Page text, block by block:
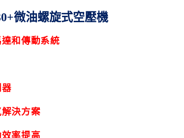
微油螺旋式空壓機
和傳動系統
決方案
率提高